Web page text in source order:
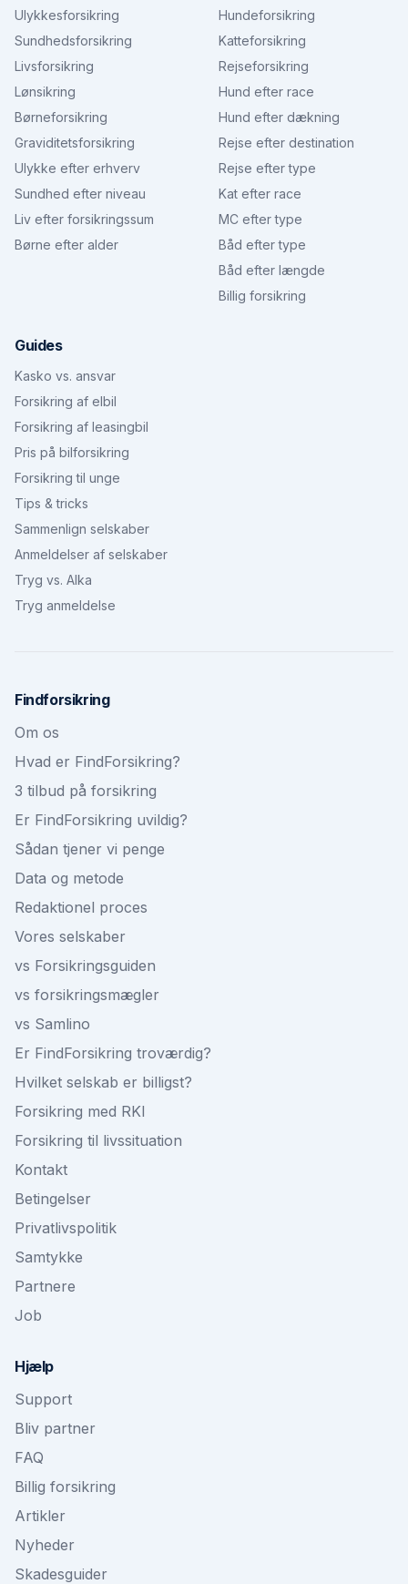
Ulykkesforsikring
Sundhedsforsikring
Livsforsikring
Lønsikring
Børneforsikring
Graviditetsforsikring
Ulykke efter erhverv
Sundhed efter niveau
Liv efter forsikringssum
Børne efter alder
Hundeforsikring
Katteforsikring
Rejseforsikring
Hund efter race
Hund efter dækning
Rejse efter destination
Rejse efter type
Kat efter race
MC efter type
Båd efter type
Båd efter længde
Billig forsikring
Guides
Kasko vs. ansvar
Forsikring af elbil
Forsikring af leasingbil
Pris på bilforsikring
Forsikring til unge
Tips & tricks
Sammenlign selskaber
Anmeldelser af selskaber
Tryg vs. Alka
Tryg anmeldelse
Findforsikring
Om os
Hvad er FindForsikring?
3 tilbud på forsikring
Er FindForsikring uvildig?
Sådan tjener vi penge
Data og metode
Redaktionel proces
Vores selskaber
vs Forsikringsguiden
vs forsikringsmægler
vs Samlino
Er FindForsikring troværdig?
Hvilket selskab er billigst?
Forsikring med RKI
Forsikring til livssituation
Kontakt
Betingelser
Privatlivspolitik
Samtykke
Partnere
Job
Hjælp
Support
Bliv partner
FAQ
Billig forsikring
Artikler
Nyheder
Skadesguider